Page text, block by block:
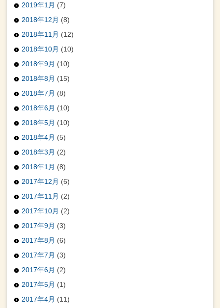
2019年1月 (7)
2018年12月 (8)
2018年11月 (12)
2018年10月 (10)
2018年9月 (10)
2018年8月 (15)
2018年7月 (8)
2018年6月 (10)
2018年5月 (10)
2018年4月 (5)
2018年3月 (2)
2018年1月 (8)
2017年12月 (6)
2017年11月 (2)
2017年10月 (2)
2017年9月 (3)
2017年8月 (6)
2017年7月 (3)
2017年6月 (2)
2017年5月 (1)
2017年4月 (11)